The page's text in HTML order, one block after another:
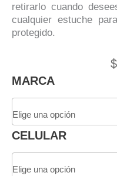
retirarlo cuando
cualquier estuche
protegido.
$
MARCA
CELULAR
Skin
Shadow
Military
3M
Para